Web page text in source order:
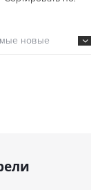
новые